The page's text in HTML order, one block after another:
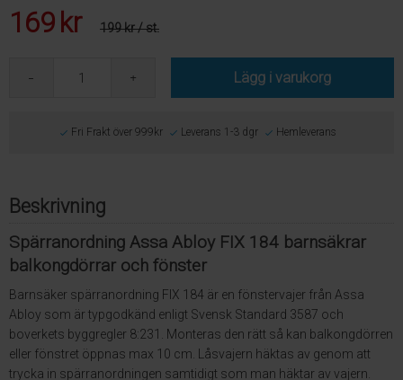
169 kr 199 kr/ st.
Lägg i varukorg
Fri Frakt över 999kr Leverans 1-3 dgr Hemleverans
Beskrivning
Spärranordning Assa Abloy FIX 184 barnsäkrar
balkongdörrar och fönster
Barnsäker spärranordning FIX 184 är en fönstervajer från Assa
Abloy som är typgodkänd enligt Svensk Standard 3587 och
boverkets byggregler 8:231. Monteras den rätt så kan balkongdörren
eller fönstret öppnas max 10 cm. Låsvajern häktas av genom att
trycka in spärranordningen samtidigt som man häktar av vajern.